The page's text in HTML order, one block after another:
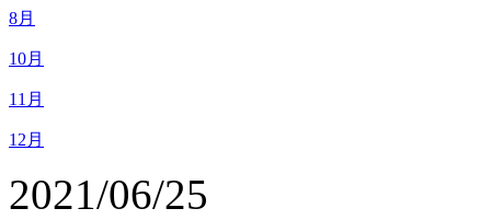
8月
10月
11月
12月
2021/06/25